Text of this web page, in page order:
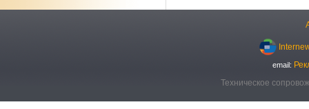
email:
Техническое